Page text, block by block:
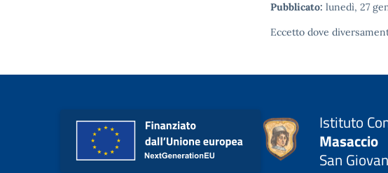
Pubblicato: lunedì, 27
Eccetto dove
Istituto
Masaccio
San